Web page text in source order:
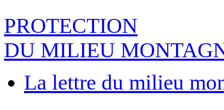
PROTECTION
DU MILIEU
La lettre du milieu